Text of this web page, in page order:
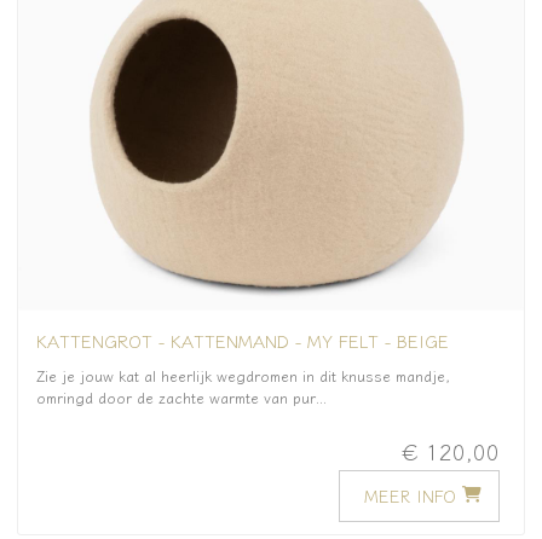
KATTENGROT - KATTENMAND - MY FELT - BEIGE
Zie je jouw kat al heerlijk wegdromen in dit knusse mandje,
omringd door de zachte warmte van pur...
€ 120,00
MEER INFO